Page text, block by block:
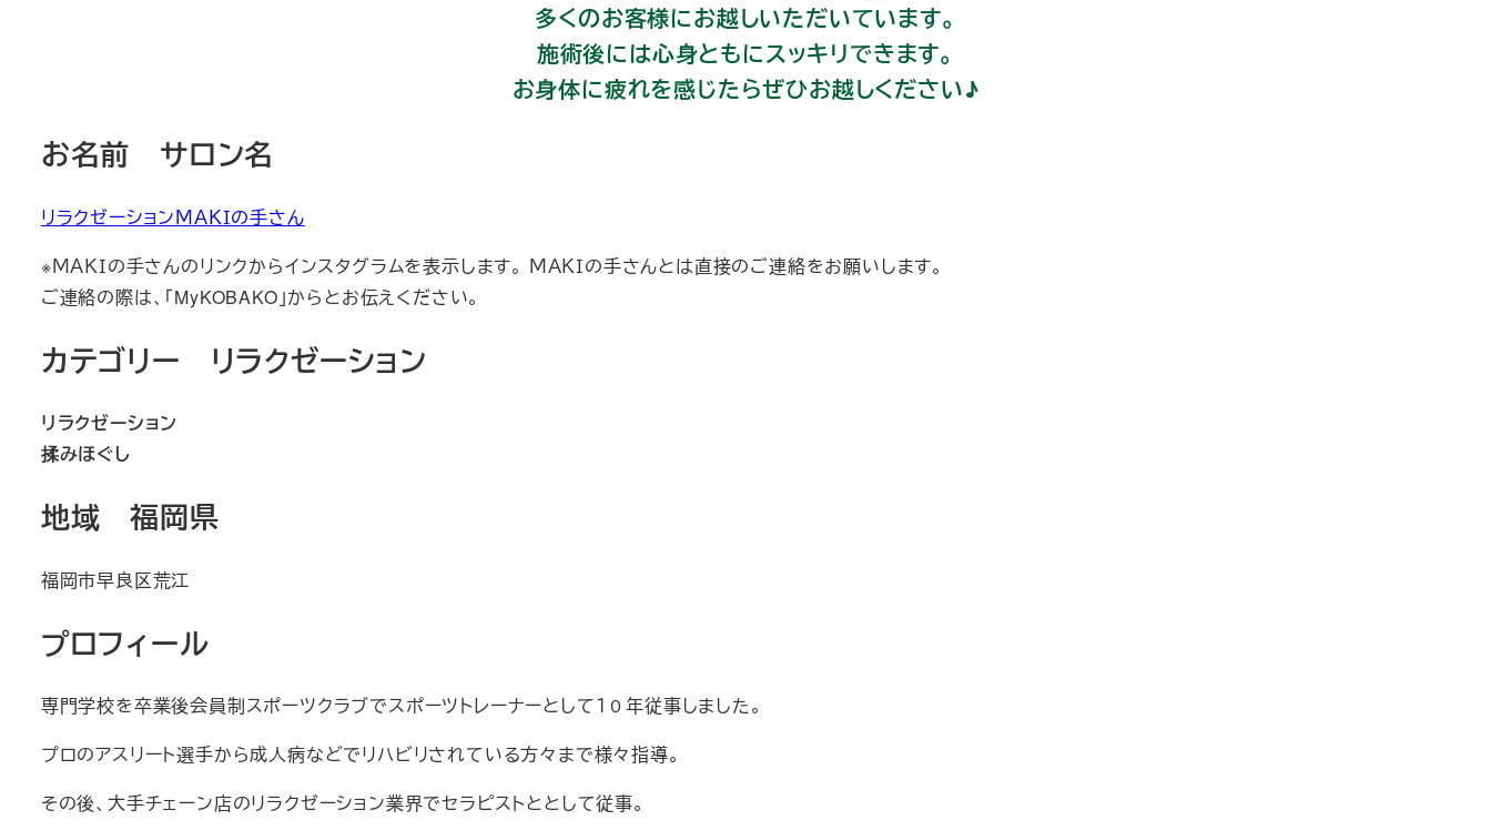
多くのお客様にお越しいただいています。
施術後には心身ともにスッキリできます。
お身体に疲れを感じたらぜひお越しください♪
お名前 サロン名
リラクゼーションＭＡＫＩの手さん
※ＭＡＫＩの手さんのリンクからインスタグラムを表示します。 ＭＡＫＩの手さんとは直接のご連絡をお願いします。
ご連絡の際は、「MyKOBAKO」からとお伝えください。
カテゴリー リラクゼーション
リラクゼーション
揉みほぐし
地域 福岡県
福岡市早良区荒江
プロフィール
専門学校を卒業後会員制スポーツクラブでスポーツトレーナーとして１０年従事しました。
プロのアスリート選手から成人病などでリハビリされている方々まで様々指導。
その後、大手チェーン店のリラクゼーション業界でセラピストととして従事。